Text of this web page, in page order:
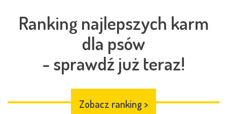
Ranking najlepszych karm
dla psów
- sprawdź już teraz!
Zobacz ranking >